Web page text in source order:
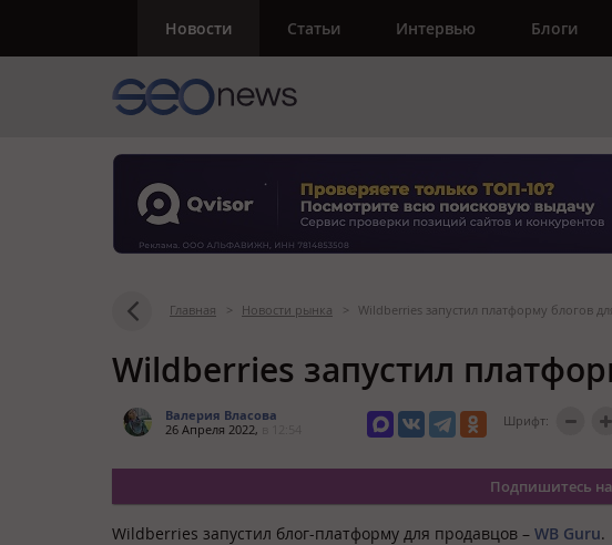
Новости Статьи Интервью Блоги
Главная > Новости рынка > Wildberries запустил платформу блогов
Wildberries запустил
Валерия Власова
26 Апреля 2022,
Шрифт:
Подпишитесь
Wildberries запустил блог-платформу для продавцов – WB Guru.